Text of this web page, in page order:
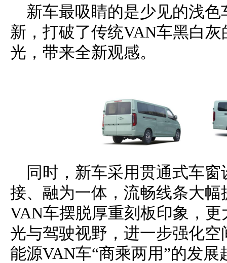
新车最吸睛的是少见的浅
新，打破了传统VAN车黑白
光，带来全新观感。
同时，新车采用贯通式车
接、融为一体，流畅线条大
VAN车摆脱厚重刻板印象，
光与驾驶视野，进一步强化
能源VAN车“商乘两用”的发